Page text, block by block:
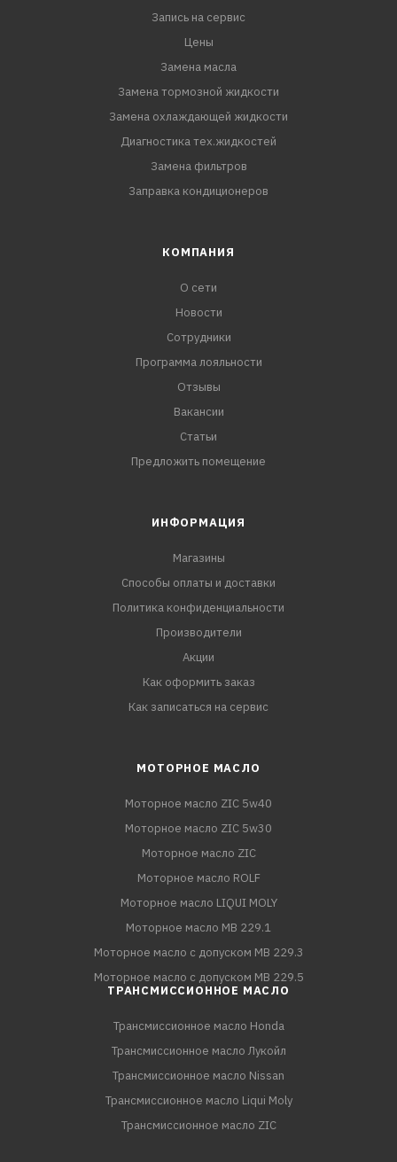
Запись на сервис
Цены
Замена масла
Замена тормозной жидкости
Замена охлаждающей жидкости
Диагностика тех.жидкостей
Замена фильтров
Заправка кондиционеров
КОМПАНИЯ
О сети
Новости
Сотрудники
Программа лояльности
Отзывы
Вакансии
Статьи
Предложить помещение
ИНФОРМАЦИЯ
Магазины
Способы оплаты и доставки
Политика конфиденциальности
Производители
Акции
Как оформить заказ
Как записаться на сервис
МОТОРНОЕ МАСЛО
Моторное масло ZIC 5w40
Моторное масло ZIC 5w30
Моторное масло ZIC
Моторное масло ROLF
Моторное масло LIQUI MOLY
Моторное масло MB 229.1
Моторное масло с допуском MB 229.3
Моторное масло с допуском MB 229.5
ТРАНСМИССИОННОЕ МАСЛО
Трансмиссионное масло Honda
Трансмиссионное масло Лукойл
Трансмиссионное масло Nissan
Трансмиссионное масло Liqui Moly
Трансмиссионное масло ZIC